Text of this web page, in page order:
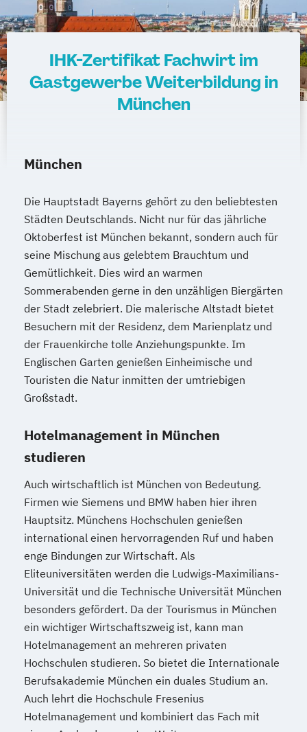
IHK-Zertifikat Fachwirt im
Gastgewerbe Weiterbildung in
München
München
Die Hauptstadt Bayerns gehört zu den beliebtesten
Städten Deutschlands. Nicht nur für das jährliche
Oktoberfest ist München bekannt, sondern auch für
seine Mischung aus gelebtem Brauchtum und
Gemütlichkeit. Dies wird an warmen
Sommerabenden gerne in den unzähligen Biergärten
der Stadt zelebriert. Die malerische Altstadt bietet
Besuchern mit der Residenz, dem Marienplatz und
der Frauenkirche tolle Anziehungspunkte. Im
Englischen Garten genießen Einheimische und
Touristen die Natur inmitten der umtriebigen
Großstadt.
Hotelmanagement in München
studieren
Auch wirtschaftlich ist München von Bedeutung.
Firmen wie Siemens und BMW haben hier ihren
Hauptsitz. Münchens Hochschulen genießen
international einen hervorragenden Ruf und haben
enge Bindungen zur Wirtschaft. Als
Eliteuniversitäten werden die Ludwigs-Maximilians-
Universität und die Technische Universität München
besonders gefördert. Da der Tourismus in München
ein wichtiger Wirtschaftszweig ist, kann man
Hotelmanagement an mehreren privaten
Hochschulen studieren. So bietet die Internationale
Berufsakademie München ein duales Studium an.
Auch lehrt die Hochschule Fresenius
Hotelmanagement und kombiniert das Fach mit